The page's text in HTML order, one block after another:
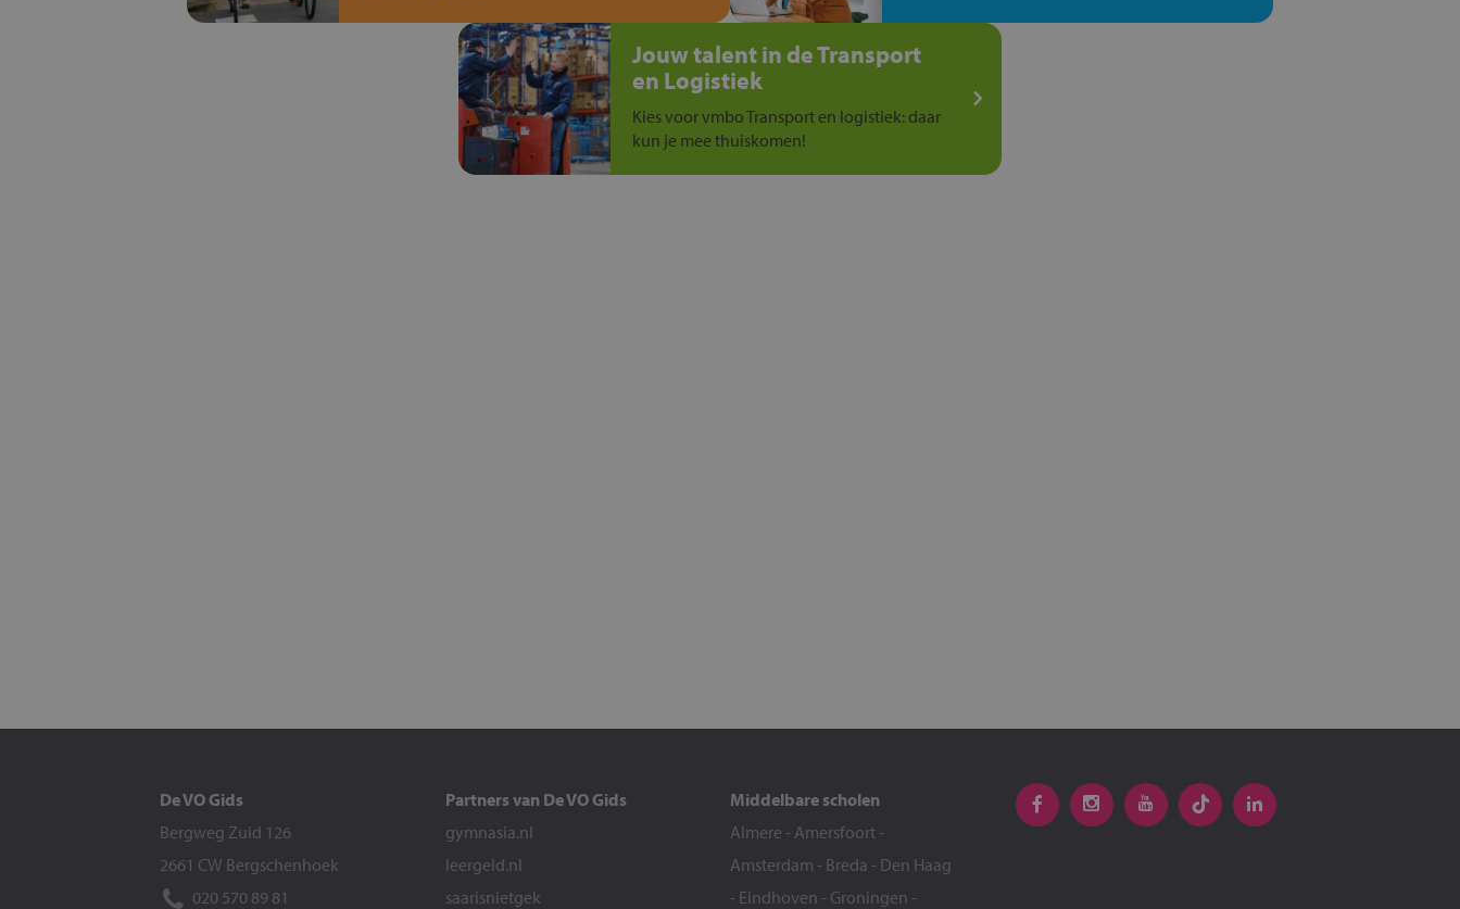
Jouw talent in de Transport
en Logistiek
Kies voor vmbo Transport en logistiek: daar
kun je mee thuiskomen!
De VO Gids
Bergweg Zuid 126
2661 CW Bergschenhoek
020 570 89 81
Partners van De VO Gids
gymnasia.nl
leergeld.nl
saarisnietgek
Middelbare scholen
Almere - Amersfoort -
Amsterdam - Breda - Den Haag
- Eindhoven - Groningen -